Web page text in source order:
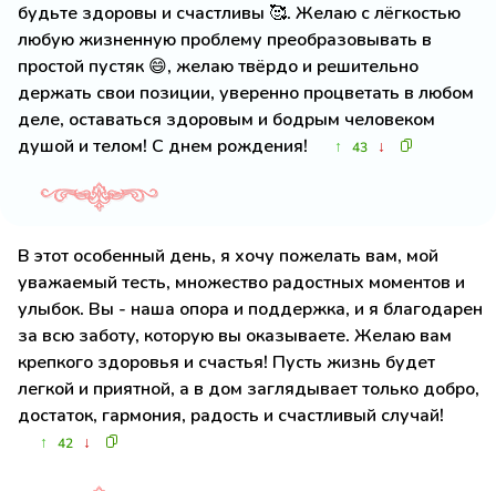
будьте здоровы и счастливы 🥰. Желаю с лёгкостью
любую жизненную проблему преобразовывать в
простой пустяк 😄, желаю твёрдо и решительно
держать свои позиции, уверенно процветать в любом
деле, оставаться здоровым и бодрым человеком
душой и телом! С днем рождения!
↑ 43 ↓
В этот особенный день, я хочу пожелать вам, мой
уважаемый тесть, множество радостных моментов и
улыбок. Вы - наша опора и поддержка, и я благодарен
за всю заботу, которую вы оказываете. Желаю вам
крепкого здоровья и счастья! Пусть жизнь будет
легкой и приятной, а в дом заглядывает только добро,
достаток, гармония, радость и счастливый случай!
↑ 42 ↓